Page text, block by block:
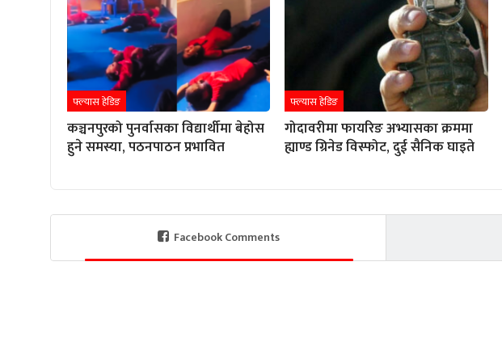
फ्ल्यास हेडिङ
कञ्चनपुरको पुनर्वासका विद्यार्थीमा बेहोस
हुने समस्या, पठनपाठन प्रभावित
फ्ल्यास हेडिङ
गोदावरीमा फायरिङ अभ्यासका क्रममा
ह्याण्ड ग्रिनेड विस्फोट, दुई सैनिक घाइते
Facebook Comments